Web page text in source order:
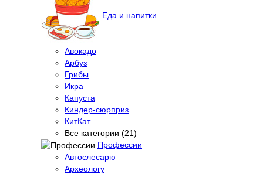
Еда и напитки
Авокадо
Арбуз
Грибы
Икра
Капуста
Киндер-сюрприз
КитКат
Все категории (21)
Профессии
Автослесарю
Археологу